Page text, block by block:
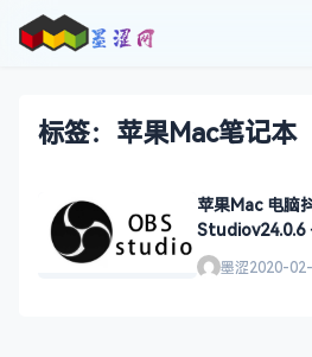
标签：苹果Mac笔记本
苹果Mac 电脑
墨涩2020-